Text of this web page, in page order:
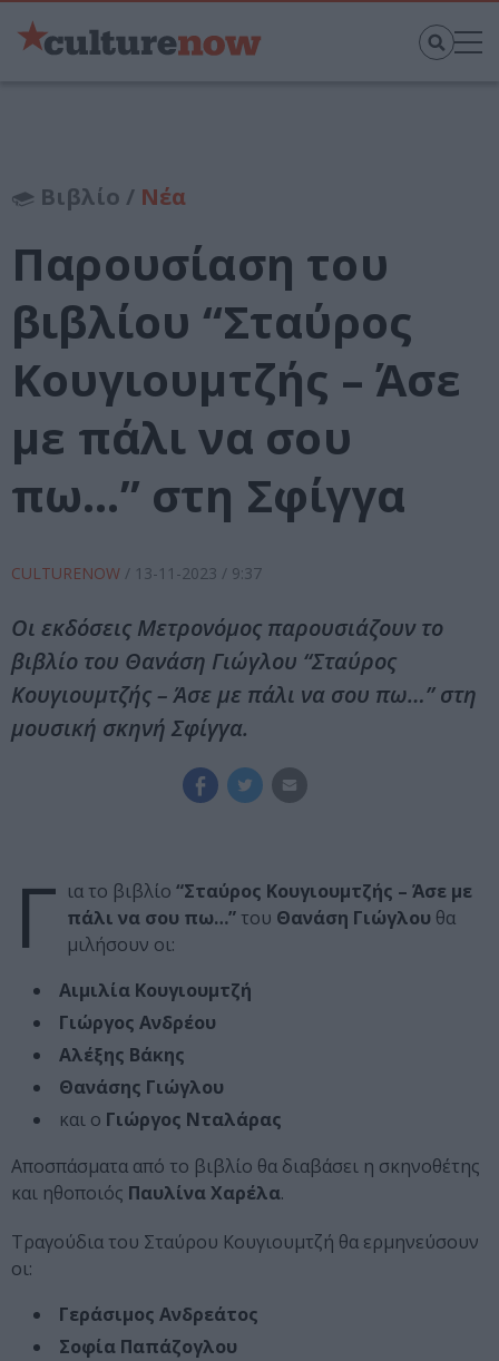
Βιβλίο / Νέα
Παρουσίαση του
βιβλίου “Σταύρος
Κουγιουμτζής – Άσε
με πάλι να σου
πω…” στη Σφίγγα
CULTURENOW / 13-11-2023 / 9:37
Οι εκδόσεις Μετρονόμος παρουσιάζουν το
βιβλίο του Θανάση Γιώγλου “Σταύρος
Κουγιουμτζής – Άσε με πάλι να σου πω…” στη
μουσική σκηνή Σφίγγα.
Γ ια το βιβλίο “Σταύρος Κουγιουμτζής – Άσε με
πάλι να σου πω…” του Θανάση Γιώγλου θα
μιλήσουν οι:
Αιμιλία Κουγιουμτζή
Γιώργος Ανδρέου
Αλέξης Βάκης
Θανάσης Γιώγλου
και ο Γιώργος Νταλάρας
Αποσπάσματα από το βιβλίο θα διαβάσει η σκηνοθέτης
και ηθοποιός Παυλίνα Χαρέλα.
Τραγούδια του Σταύρου Κουγιουμτζή θα ερμηνεύσουν
οι:
Γεράσιμος Ανδρεάτος
Σοφία Παπάζογλου